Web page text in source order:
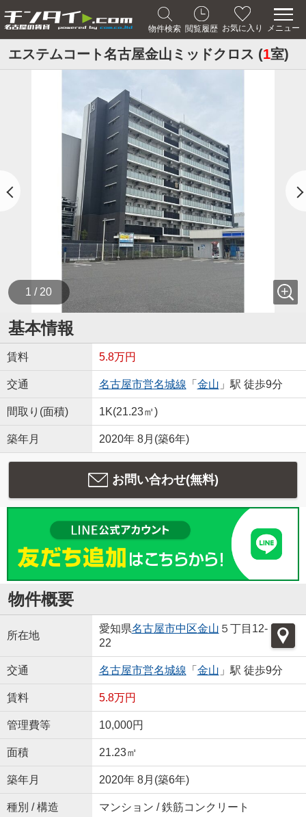
物件検索 閲覧履歴 お気に入り メニュー
エステムコート名古屋金山ミッドクロス (1室)
1 / 20
基本情報
賃料 5.8万円
交通 名古屋市営名城線 「 金山 」駅 徒歩9分
間取り(面積) 1K(21.23㎡)
築年月 2020年 8月(築6年)
お問い合わせ(無料)
物件概要
所在地
愛知県名古屋市中区金山 ５丁目12-
22
交通 名古屋市営名城線 「 金山 」駅 徒歩9分
賃料 5.8万円
管理費等 10,000円
面積 21.23㎡
築年月 2020年 8月(築6年)
種別 / 構造 マンション / 鉄筋コンクリート